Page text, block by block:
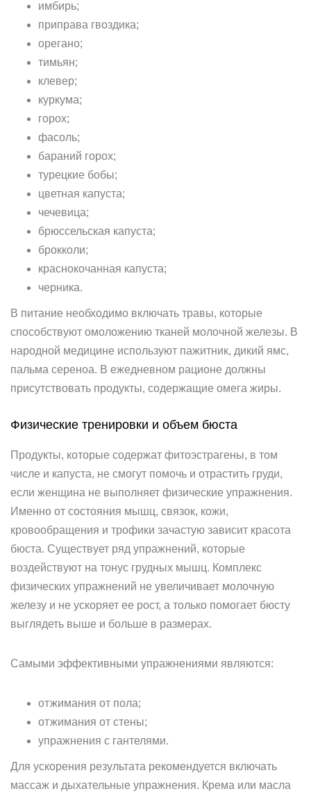
имбирь;
приправа гвоздика;
орегано;
тимьян;
клевер;
куркума;
горох;
фасоль;
бараний горох;
турецкие бобы;
цветная капуста;
чечевица;
брюссельская капуста;
брокколи;
краснокочанная капуста;
черника.
В питание необходимо включать травы, которые
способствуют омоложению тканей молочной железы. В
народной медицине используют пажитник, дикий ямс,
пальма сереноа. В ежедневном рационе должны
присутствовать продукты, содержащие омега жиры.
Физические тренировки и объем бюста
Продукты, которые содержат фитоэстрагены, в том
числе и капуста, не смогут помочь и отрастить груди,
если женщина не выполняет физические упражнения.
Именно от состояния мышц, связок, кожи,
кровообращения и трофики зачастую зависит красота
бюста. Существует ряд упражнений, которые
воздействуют на тонус грудных мышц. Комплекс
физических упражнений не увеличивает молочную
железу и не ускоряет ее рост, а только помогает бюсту
выглядеть выше и больше в размерах.
Самыми эффективными упражнениями являются:
отжимания от пола;
отжимания от стены;
упражнения с гантелями.
Для ускорения результата рекомендуется включать
массаж и дыхательные упражнения. Крема или масла